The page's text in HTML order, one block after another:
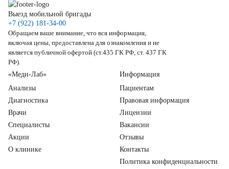
Выезд мобильной бригады
+7 (922) 181-34-00
Обращаем ваше внимание, что вся информация,
включая цены, предоставлена для ознакомления и не
является публичной офертой (ст.435 ГК РФ, ст. 437 ГК
РФ).
«Меди-Лаб»
Анализы
Диагностика
Врачи
Специалисты
Акции
О клинике
Информация
Пациентам
Правовая информация
Лицензии
Вакансии
Отзывы
Контакты
Политика конфиденциальности